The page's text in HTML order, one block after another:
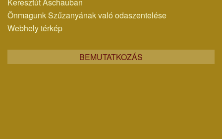
Önmagunk Szűzanyának való odaszentelése
Webhely térkép
BEMUTATKOZÁS